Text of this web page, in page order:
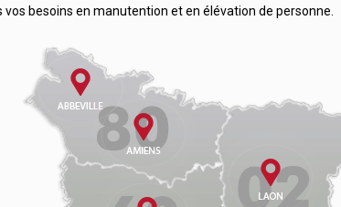
vos besoins en manutention et en élévation de personne.